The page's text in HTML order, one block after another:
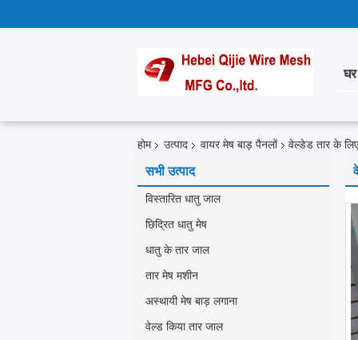
घर
होम उत्पाद वायर मेष बाड़ पैनलों वेल्डेड तार के
सभी उत्पाद
विस्तारित धातु जाल
छिद्रित धातु मेष
धातु के तार जाल
तार मेष मशीन
अस्थायी मेष बाड़ लगाना
वेल्ड किया तार जाल